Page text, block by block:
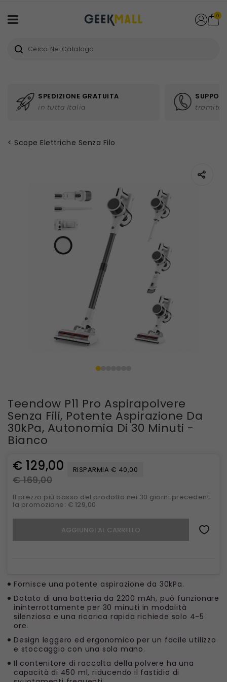
0
SPEDIZIONE GRATUITA
in tutta Italia tramite
Scope Elettriche Senza Filo
Teendow P11 Pro Aspirapolvere
Senza Fili, Potente Aspirazione Da
30kPa, Autonomia Di 30 Minuti -
Bianco
€ 129,00
€ 169,00
RISPARMIA € 40,00
Il prezzo più basso del prodotto nei 30 giorni precedenti
la promozione: € 129,00
AGGIUNGI AL CARRELLO
Fornisce una potente aspirazione da 30kPa.
Dotato di una batteria da 2200 mAh, può funzionare
ininterrottamente per 30 minuti in modalità
silenziosa e una ricarica rapida richiede solo 4-5
ore.
Design leggero ed ergonomico per un facile utilizzo
e stoccaggio con una sola mano.
Il contenitore di raccolta della polvere ha una
capacità di 450 ml, riducendo il fastidio di